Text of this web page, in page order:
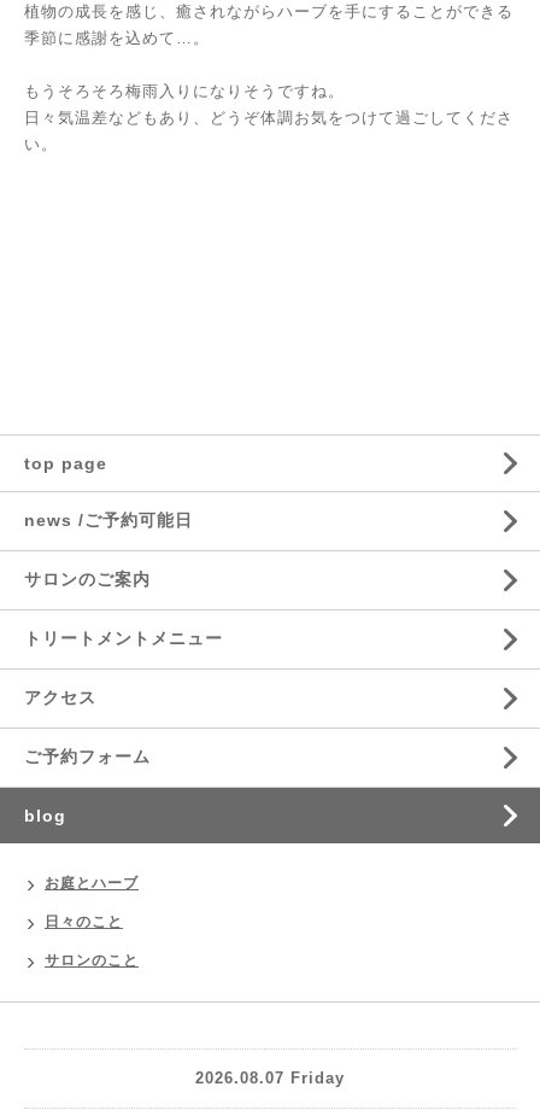
植物の成長を感じ、癒されながらハーブを手にすることができる
季節に感謝を込めて…。
もうそろそろ梅雨入りになりそうですね。
日々気温差などもあり、どうぞ体調お気をつけて過ごしてくださ
い。
top page
news /ご予約可能日
サロンのご案内
トリートメントメニュー
アクセス
ご予約フォーム
blog
お庭とハーブ
日々のこと
サロンのこと
2026.08.07 Friday